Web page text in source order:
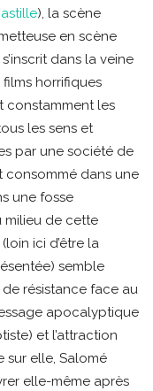
), la scène
en scène
s’inscrit dans la veine
horrifiques
constamment les
les sens et
par une société de
consommé dans une
une fosse
milieu de cette
ici d’être la
semble
résistance face au
apocalyptique
et l’attraction
sur elle, Salomé
elle-même après